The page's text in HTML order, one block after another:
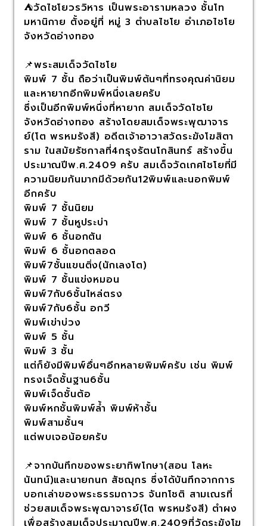
⛺️วัดไชโยวรวิหาร เป็นพระอารามหลวง ชั้นโท
มหานิกาย ตั้งอยู่ที่ หมู่ 3 ตำบลไชโย อำเภอไชโย
จังหวัดอ่างทอง
📌พระสมเด็จวัดไชโย
พิมพ์ 7 ชั้น ถือว่าเป็นพิมพ์ต้นๆที่ทรงคุณค่านิยม
และหายากอีกพิมพ์หนึ่งเลยครับ
ซึ่งเป็นอีกพิมพ์หนึ่งที่หายาก สมเด็จวัดไชโย
จังหวัดอ่างทอง สร้างโดยสมเด็จพระพุฒาจาร
ย์(โต พรหมรังสี) อดีตเจ้าอาวาสวัดระฆังโฆสิตา
ราม ในสมัยรัชกาลที่4กรุงรัตนโกสินทร์ สร้างขึ้น
ประมาณปีพ.ศ.2409 ครับ สมเด็จวัดเกศไชโยที่มี
ความนิยมกันมากมีด้วยกัน12พิมพ์และนอกพิมพ์
อีกครับ
พิมพ์ 7 ชั้นนิยม
พิมพ์ 7 ชั้นหูประบ่า
พิมพ์ 6 ชั้นอกตัน
พิมพ์ 6 ชั้นอกตลอด
พิมพ์7ชั้นแขนติ่ง(นักเลงโต)
พิมพ์ 7 ชั้นแข่งหมอน
พิมพ์7กับ6ชั้นไหล่ตรง
พิมพ์7กับ6ชั้น อกวี
พิมพ์เข่าบ่วง
พิมพ์ 5 ชั้น
พิมพ์ 3 ชั้น
แต่ก็ยังมีพิมพ์อื่นๆอีกหลายพิมพ์ครับ เช่น พิมพ์
ทรงเจ็ดชั้นฐาน6ชั้น
พิมพ์เจ็ดชั้นต้อ
พิมพ์หกชั้นพิมพ์ล้ำ พิมพ์ห้าชั้น
พิมพ์สามชั้นฯ
แต่พบเจอน้อยครับ
📌จากบันทึกของพระยาทิพโกษา(สอน โลหะ
นันทน์)และนายกนก สัชฌุกร ซึ่งได้บันทึกจากการ
บอกเล่าของพระธรรมถาวร จันทโชติ สามเณรที่
ช่วยสมเด็จพระพุฒาจารย์(โต พรหมรังสี) ตำผง